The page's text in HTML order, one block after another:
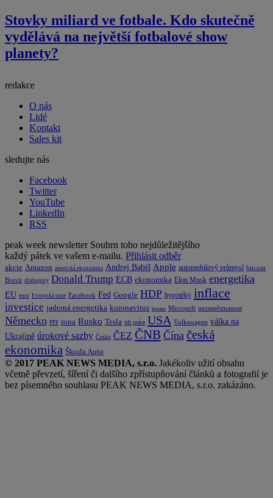
Stovky miliard ve fotbale. Kdo skutečně
vydělává na největší fotbalové show
planety?
redakce
O nás
Lidé
Kontakt
Sales kit
sledujte nás
Facebook
Twitter
YouTube
LinkedIn
RSS
peak week newsletter Souhrn toho nejdůležitějšího
každý pátek ve vašem e-mailu. Přihlásit odběr
akcie Amazon americká ekonomika Andrej Babiš Apple automobilový průmysl bitcoin
Brexit dluhopisy Donald Trump ECB ekonomika Elon Musk energetika
EU euro Evropská unie Facebook Fed Google HDP hypotéky inflace
investice jaderná energetika koronavirus koruna Microsoft nezaměstnanost
Německo PPF ropa Rusko Tesla trh práce USA Volkswagen válka na
Ukrajině úrokové sazby Česko ČEZ ČNB Čína česká
ekonomika Škoda Auto
© 2017 PEAK NEWS MEDIA, s.r.o. Jakékoliv užití obsahu
včetně převzetí, šíření či dalšího zpřístupňování článků a fotografií je
bez písemného souhlasu PEAK NEWS MEDIA, s.r.o. zakázáno.